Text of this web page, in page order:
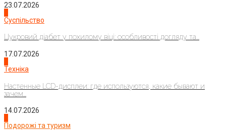
23.07.2026
Суспільство
Цукровий діабет у похилому віці: особливості догляду та...
17.07.2026
Техніка
Настенные LCD-дисплеи: где используются, какие бывают и
зачем...
14.07.2026
Подорожі та туризм